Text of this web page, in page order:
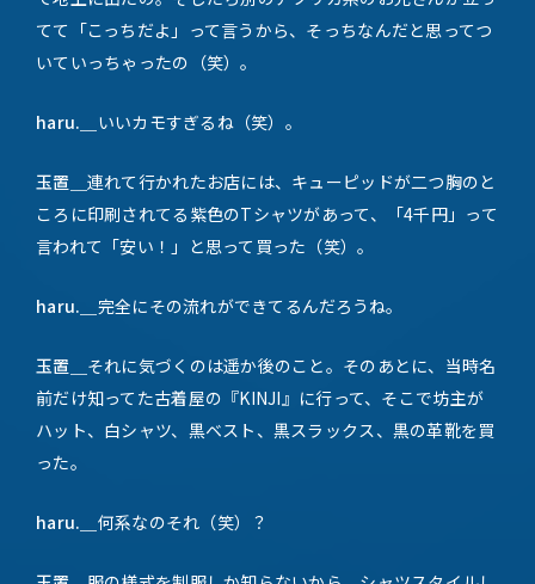
てて「こっちだよ」って言うから、そっちなんだと思ってつ
いていっちゃったの（笑）。
haru.＿ いいカモすぎるね（笑）。
玉置＿ 連れて行かれたお店には、キューピッドが二つ胸のと
ころに印刷されてる紫色のTシャツがあって、「4千円」って
言われて「安い！」と思って買った（笑）。
haru.＿ 完全にその流れができてるんだろうね。
玉置＿ それに気づくのは遥か後のこと。そのあとに、当時名
前だけ知ってた古着屋の『KINJI』に行って、そこで坊主が
ハット、白シャツ、黒ベスト、黒スラックス、黒の革靴を買
った。
haru.＿ 何系なのそれ（笑）？